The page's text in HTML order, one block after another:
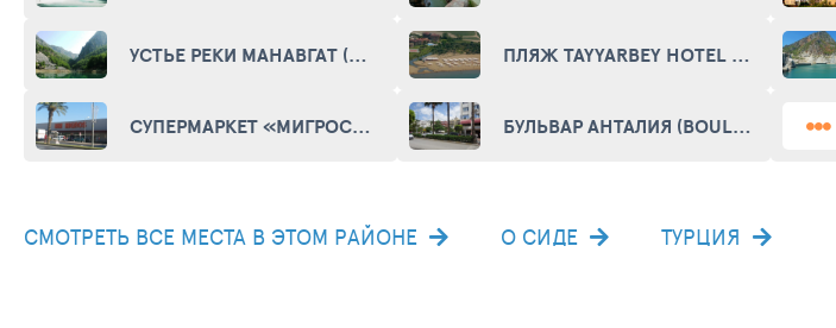
УСТЬЕ РЕКИ МАНАВГАТ (MANAVGAT RIVER MOUTH) ПЛЯЖ TAYYARBEY HOTEL (ВEACH TAYYARBEY HOTEL)
СУПЕРМАРКЕТ «МИГРОС» В МАНАВГАТЕ (MM MIGROS) БУЛЬВАР АНТАЛИЯ (BOULEVARD ANTALYA)
СМОТРЕТЬ ВСЕ МЕСТА В ЭТОМ РАЙОНЕ О СИДЕ ТУРЦИЯ